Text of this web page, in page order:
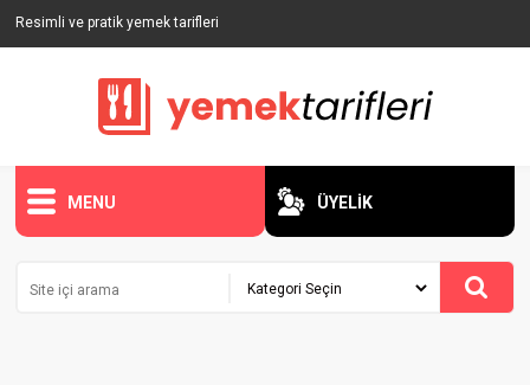
Resimli ve pratik yemek tarifleri
MENU ÜYELİK